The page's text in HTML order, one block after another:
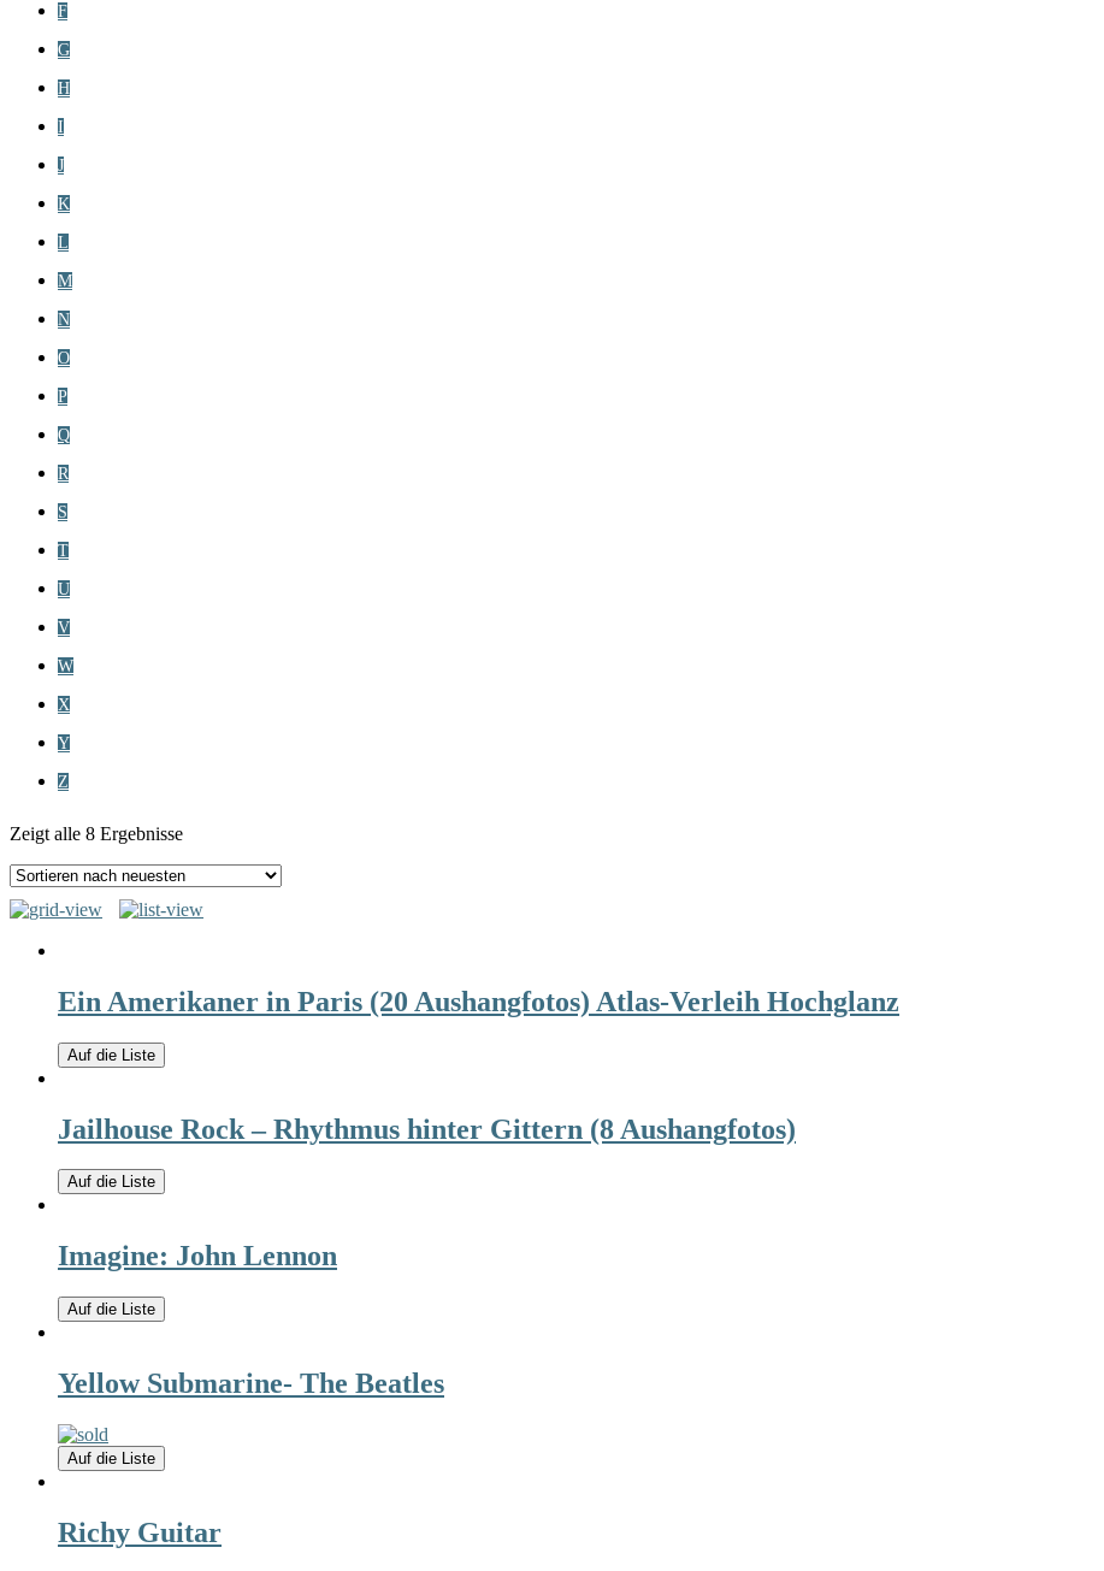
F
G
H
I
J
K
L
M
N
O
P
Q
R
S
T
U
V
W
X
Y
Z
Zeigt alle 8 Ergebnisse
Ein Amerikaner in Paris (20 Aushangfotos) Atlas-Verleih Hochglanz
Auf die Liste
Jailhouse Rock – Rhythmus hinter Gittern (8 Aushangfotos)
Auf die Liste
Imagine: John Lennon
Auf die Liste
Yellow Submarine- The Beatles
Auf die Liste
Richy Guitar